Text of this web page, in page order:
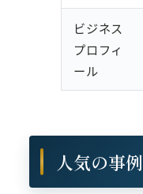
ビジネス
プロフィ
ール
人気の事例